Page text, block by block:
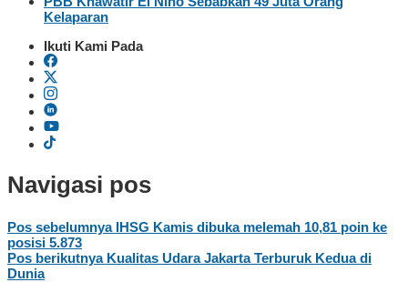
Kelaparan
Ikuti Kami Pada
Navigasi pos
Pos sebelumnyaIHSG Kamis dibuka melemah 10,81 poin ke
posisi 5.873
Pos berikutnyaKualitas Udara Jakarta Terburuk Kedua di
Dunia